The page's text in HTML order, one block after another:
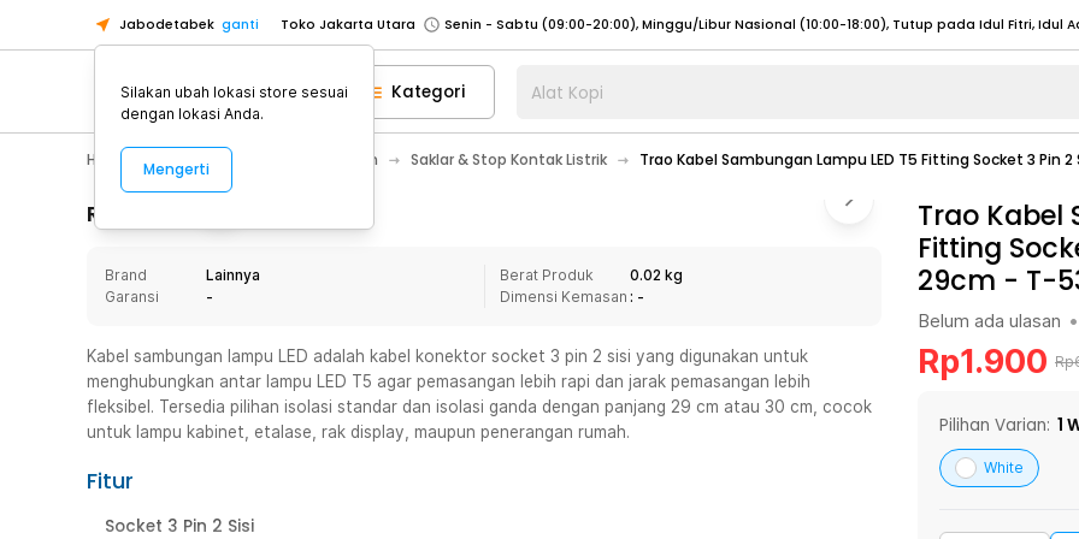
Jabodetabek ganti Toko Jakarta Utara
Toko Tangerang
Toko Cikupa
Pick n Go Jakarta Barat
Senin - Jumat (07:00 - 20:00), Sabtu - Minggu (08:00 - 20:00), Tutup pada Idul Fitri
Pick n Go Bekasi
Senin - Jumat (08:00 - 20:00), Sabtu - Minggu/ Libur Nasional (08:00 - 17:00) Selengkapnya
Senin - Jumat (08:00 - 20:00), Sabtu - Minggu/ Libur Nasional (08:00 - 17:00) Selengkapnya
Senin - Sabtu (09:00-20:00), Minggu/Libur Nasional (12:00-20:00), Tutup pada Idul Fitri
Senin - Sabtu (09:00-20:00), Minggu/Libur Nasional (12:00-20:00), Tutup pada Idul Fitri
Toko Tangerang
Toko Cikupa
Pick n Go Jakarta Barat
Senin - Jumat (07:00 - 20:00), Sabtu - Minggu (08:00 - 20:00), Tutup pada Idul Fitri
Senin - Jumat (08:00 - 20:00), Sabtu - Minggu/ Libur Nasional (08:00 - 17:00) Selengkapnya
Kategori Alat Kopi
Home Appliance Perawatan Rumah Saklar & Stop Kontak Listrik Trao Kabel Sambungan Lampu LED T5 Fitting Socket 3 Pin
Rincian Produk
Brand
Lainnya
Garansi
-
Berat Produk
0.02 kg
Dimensi Kemasan : -
Kabel sambungan lampu LED adalah kabel konektor socket 3 pin 2 sisi yang digunakan untuk
menghubungkan antar lampu LED T5 agar pemasangan lebih rapi dan jarak pemasangan lebih
fleksibel. Tersedia pilihan isolasi standar dan isolasi ganda dengan panjang 29 cm atau 30 cm, cocok
untuk lampu kabinet, etalase, rak display, maupun penerangan rumah.
Fitur
Socket 3 Pin 2 Sisi
Trao Kabel
Fitting
29cm - T-
Belum ada ulasan •
Rp1.900 Rp
Pilihan Varian: 1
White
Silakan ubah lokasi store sesuai
dengan lokasi Anda.
Mengerti